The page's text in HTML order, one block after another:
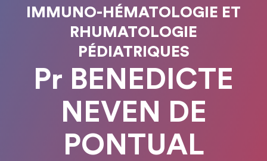
IMMUNO-HÉMATOLOGIE ET
RHUMATOLOGIE
PÉDIATRIQUES
Pr BENEDICTE
NEVEN DE
PONTUAL